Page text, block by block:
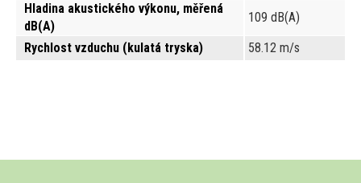
Hladina akustického výkonu, měřená
dB(A)
109 dB(A)
Rychlost vzduchu (kulatá tryska)
58.12 m/s